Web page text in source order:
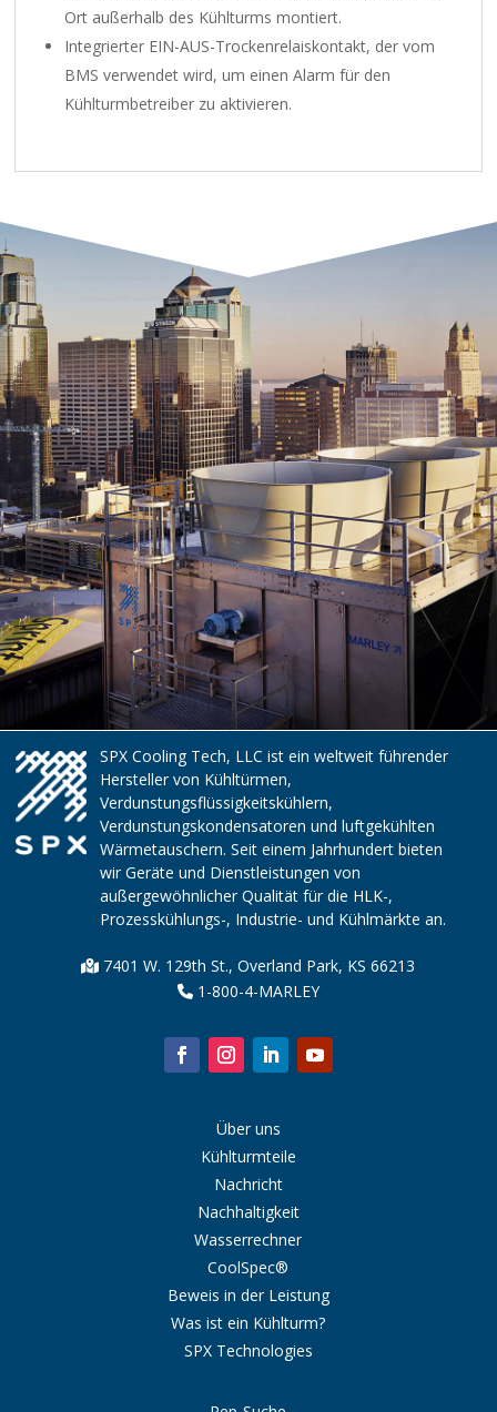
Ort außerhalb des Kühlturms montiert.
Integrierter EIN-AUS-Trockenrelaiskontakt, der vom
BMS verwendet wird, um einen Alarm für den
Kühlturmbetreiber zu aktivieren.
SPX Cooling Tech, LLC ist ein weltweit führender
Hersteller von Kühltürmen,
Verdunstungsflüssigkeitskühlern,
Verdunstungskondensatoren und luftgekühlten
Wärmetauschern. Seit einem Jahrhundert bieten
wir Geräte und Dienstleistungen von
außergewöhnlicher Qualität für die HLK-,
Prozesskühlungs-, Industrie- und Kühlmärkte an.
7401 W. 129th St., Overland Park, KS 66213
1-800-4-MARLEY
Über uns
Kühlturmteile
Nachricht
Nachhaltigkeit
Wasserrechner
CoolSpec®
Beweis in der Leistung
Was ist ein Kühlturm?
SPX Technologies